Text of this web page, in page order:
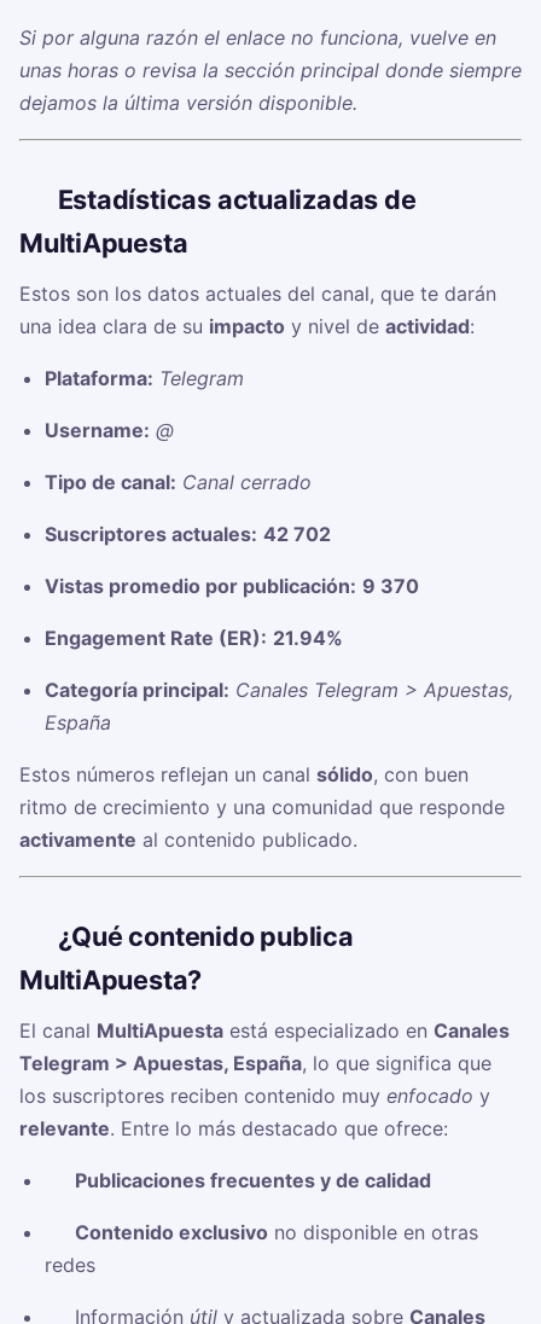
Si por alguna razón el enlace no funciona, vuelve en
unas horas o revisa la sección principal donde siempre
dejamos la última versión disponible.
Estadísticas actualizadas de
MultiApuesta
Estos son los datos actuales del canal, que te darán
una idea clara de su impacto y nivel de actividad:
Plataforma: Telegram
Username: @
Tipo de canal: Canal cerrado
Suscriptores actuales: 42 702
Vistas promedio por publicación: 9 370
Engagement Rate (ER): 21.94%
Categoría principal: Canales Telegram > Apuestas,
España
Estos números reflejan un canal sólido, con buen
ritmo de crecimiento y una comunidad que responde
activamente al contenido publicado.
¿Qué contenido publica
MultiApuesta?
El canal MultiApuesta está especializado en Canales
Telegram > Apuestas, España, lo que significa que
los suscriptores reciben contenido muy enfocado y
relevante. Entre lo más destacado que ofrece:
Publicaciones frecuentes y de calidad
Contenido exclusivo no disponible en otras
redes
✅ Información útily actualizada sobre Canales